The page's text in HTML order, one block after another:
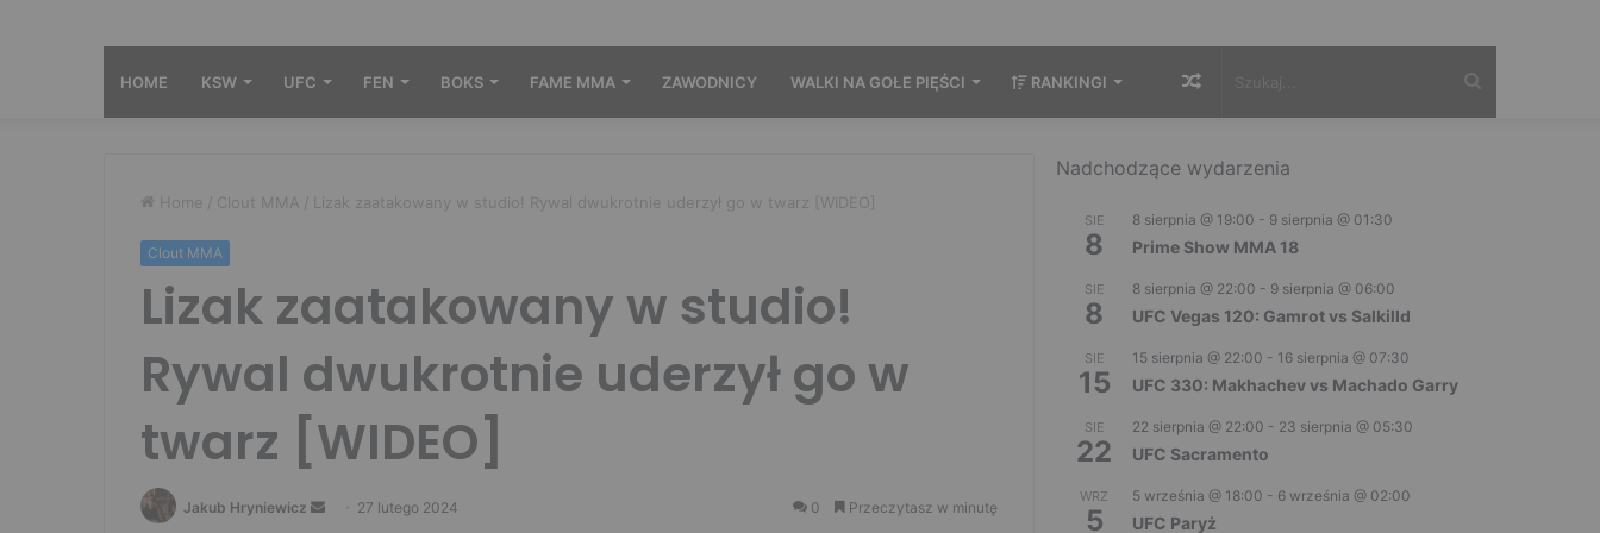
HOME KSW UFC FEN BOKS FAME MMA ZAWODNICY WALKI NA GOŁE PIĘŚCI RANKINGI Losowy
Home / Clout MMA / Lizak zaatakowany w studio! Rywal dwukrotnie uderzył go w twarz [WIDEO]
Clout MMA
Lizak zaatakowany w studio!
Rywal dwukrotnie uderzył go w
twarz [WIDEO]
Jakub Hryniewicz
Send 27 lutego 2024 0 Przeczytasz w minutę
Nadchodzące wydarzenia
SIE
8
8 sierpnia @ 19:00 - 9 sierpnia @ 01:30
Prime Show MMA 18
SIE
8
8 sierpnia @ 22:00 - 9 sierpnia @ 06:00
UFC Vegas 120: Gamrot vs Salkilld
SIE
15
15 sierpnia @ 22:00 - 16 sierpnia @ 07:30
UFC 330: Makhachev vs Machado Garry
SIE
22
22 sierpnia @ 22:00 - 23 sierpnia @ 05:30
UFC Sacramento
WRZ
5
5 września @ 18:00 - 6 września @ 02:00
UFC Paryż